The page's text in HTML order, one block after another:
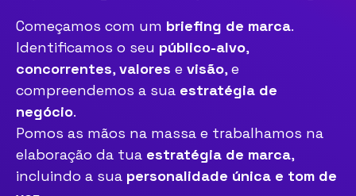
Começamos com um briefing de marca.
Identificamos o seu público-alvo,
concorrentes,valores e visão, e
compreendemos a sua estratégia de
negócio.
Pomos as mãos na massa e trabalhamos na
elaboração da tua estratégia de marca,
incluindo a sua personalidade única e tom de